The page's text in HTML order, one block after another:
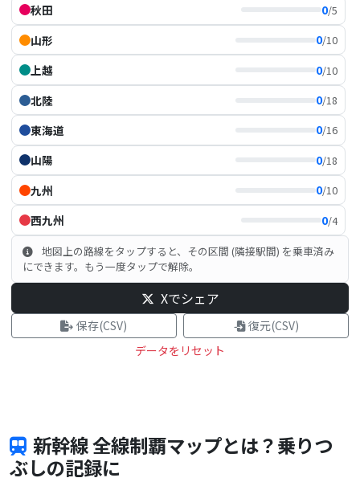
秋田 0/5
山形 0/10
上越 0/10
北陸 0/18
東海道 0/16
山陽 0/18
九州 0/10
西九州 0/4
地図上の路線をタップすると、その区間 (隣接駅間) を乗車済み
にできます。もう一度タップで解除。
Xでシェア
保存(CSV)
復元(CSV)
データをリセット
新幹線 全線制覇マップとは？乗りつ
ぶしの記録に